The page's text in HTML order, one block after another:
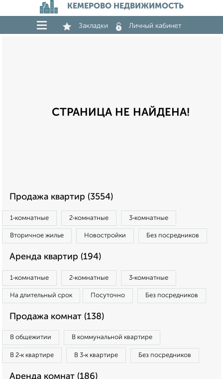
КЕМЕРОВО НЕДВИЖИМОСТЬ
Закладки Личный кабинет
СТРАНИЦА НЕ НАЙДЕНА!
Продажа квартир (3554)
1‑комнатные 2‑комнатные 3‑комнатные
Вторичное жилье Новостройки Без посредников
Аренда квартир (194)
1‑комнатные 2‑комнатные 3‑комнатные
На длительный срок Посуточно Без посредников
Продажа комнат (138)
В общежитии В коммунальной квартире
В 2‑к квартире В 3‑к квартире Без посредников
Аренда комнат (186)